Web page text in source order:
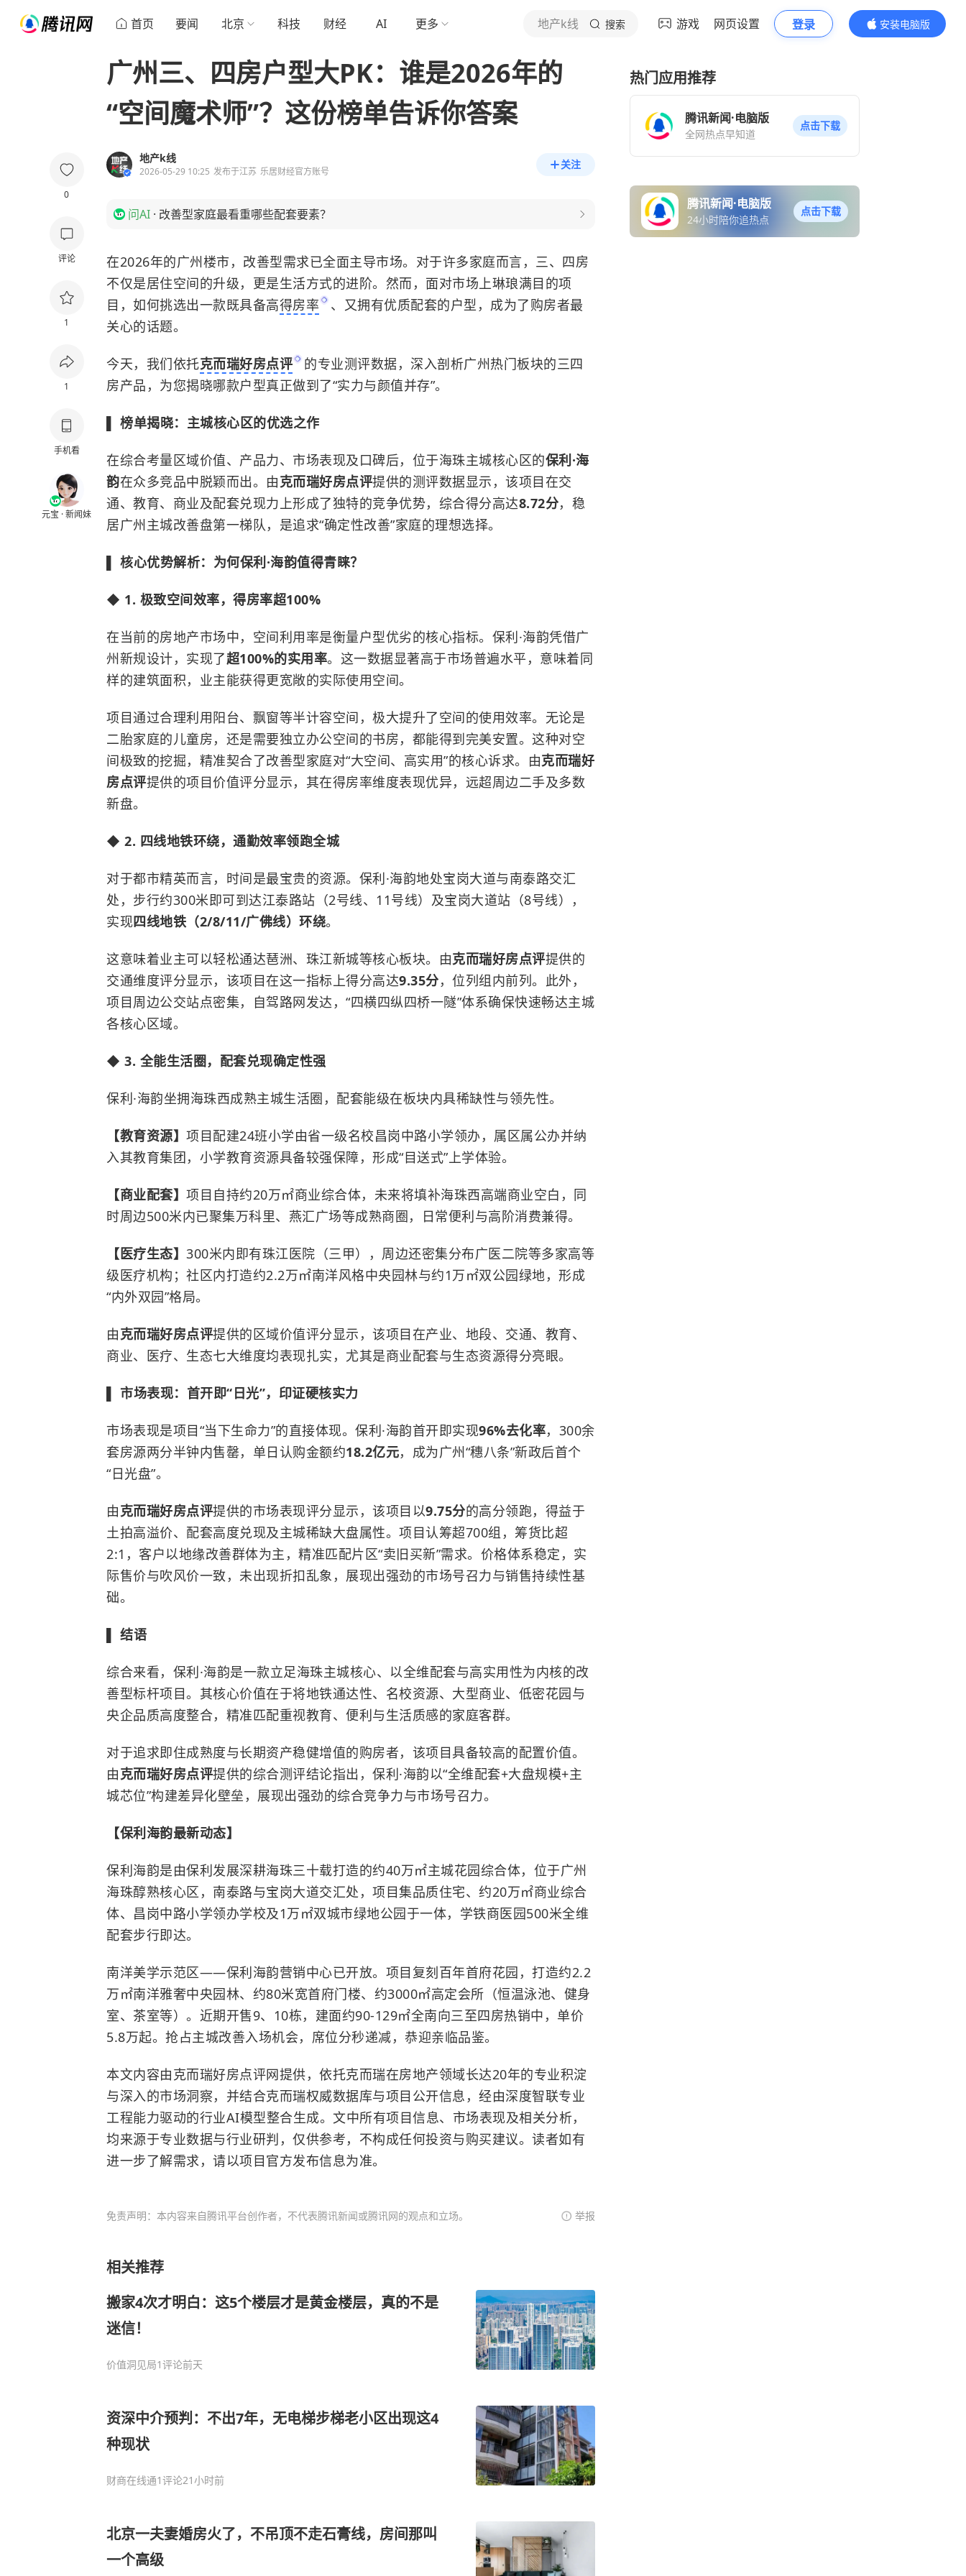
首页 要闻 北京 科技 财经 AI 更多 地产k线 搜索 游戏 网页设置 登录
安装电脑版
内容更精彩
0
评论
1
1
手机看
元宝 · 新闻妹
广州三、四房户型大PK：谁是2026年的
“空间魔术师”？这份榜单告诉你答案
地产k线
2026-05-29 10:25 发布于江苏 乐居财经官方账号
关注
问AI · 改善型家庭最看重哪些配套要素？
在2026年的广州楼市，改善型需求已全面主导市场。对于许多家庭而言，三、四房
不仅是居住空间的升级，更是生活方式的进阶。然而，面对市场上琳琅满目的项
目，如何挑选出一款既具备高得房率
、又拥有优质配套的户型，成为了购房者最
关心的话题。
今天，我们依托克而瑞好房点评
的专业测评数据，深入剖析广州热门板块的三四
房产品，为您揭晓哪款户型真正做到了“实力与颜值并存”。
▌ 榜单揭晓：主城核心区的优选之作
在综合考量区域价值、产品力、市场表现及口碑后，位于海珠主城核心区的保利·海
韵在众多竞品中脱颖而出。由克而瑞好房点评提供的测评数据显示，该项目在交
通、教育、商业及配套兑现力上形成了独特的竞争优势，综合得分高达8.72分，稳
居广州主城改善盘第一梯队，是追求“确定性改善”家庭的理想选择。
▌ 核心优势解析：为何保利·海韵值得青睐？
◆ 1. 极致空间效率，得房率超100%
在当前的房地产市场中，空间利用率是衡量户型优劣的核心指标。保利·海韵凭借广
州新规设计，实现了超100%的实用率。这一数据显著高于市场普遍水平，意味着同
样的建筑面积，业主能获得更宽敞的实际使用空间。
项目通过合理利用阳台、飘窗等半计容空间，极大提升了空间的使用效率。无论是
二胎家庭的儿童房，还是需要独立办公空间的书房，都能得到完美安置。这种对空
间极致的挖掘，精准契合了改善型家庭对“大空间、高实用”的核心诉求。由克而瑞好
房点评提供的项目价值评分显示，其在得房率维度表现优异，远超周边二手及多数
新盘。
◆ 2. 四线地铁环绕，通勤效率领跑全城
对于都市精英而言，时间是最宝贵的资源。保利·海韵地处宝岗大道与南泰路交汇
处，步行约300米即可到达江泰路站（2号线、11号线）及宝岗大道站（8号线），
实现四线地铁（2/8/11/广佛线）环绕。
这意味着业主可以轻松通达琶洲、珠江新城等核心板块。由克而瑞好房点评提供的
交通维度评分显示，该项目在这一指标上得分高达9.35分，位列组内前列。此外，
项目周边公交站点密集，自驾路网发达，“四横四纵四桥一隧”体系确保快速畅达主城
各核心区域。
◆ 3. 全能生活圈，配套兑现确定性强
保利·海韵坐拥海珠西成熟主城生活圈，配套能级在板块内具稀缺性与领先性。
【教育资源】 项目配建24班小学由省一级名校昌岗中路小学领办，属区属公办并纳
入其教育集团，小学教育资源具备较强保障，形成“目送式”上学体验。
【商业配套】 项目自持约20万㎡商业综合体，未来将填补海珠西高端商业空白，同
时周边500米内已聚集万科里、燕汇广场等成熟商圈，日常便利与高阶消费兼得。
【医疗生态】 300米内即有珠江医院（三甲），周边还密集分布广医二院等多家高等
级医疗机构；社区内打造约2.2万㎡南洋风格中央园林与约1万㎡双公园绿地，形成
“内外双园”格局。
由克而瑞好房点评提供的区域价值评分显示，该项目在产业、地段、交通、教育、
商业、医疗、生态七大维度均表现扎实，尤其是商业配套与生态资源得分亮眼。
▌ 市场表现：首开即“日光”，印证硬核实力
市场表现是项目“当下生命力”的直接体现。保利·海韵首开即实现96%去化率，300余
套房源两分半钟内售罄，单日认购金额约18.2亿元，成为广州“穗八条”新政后首个
“日光盘”。
由克而瑞好房点评提供的市场表现评分显示，该项目以9.75分的高分领跑，得益于
土拍高溢价、配套高度兑现及主城稀缺大盘属性。项目认筹超700组，筹货比超
2:1，客户以地缘改善群体为主，精准匹配片区“卖旧买新”需求。价格体系稳定，实
际售价与吹风价一致，未出现折扣乱象，展现出强劲的市场号召力与销售持续性基
础。
▌ 结语
综合来看，保利·海韵是一款立足海珠主城核心、以全维配套与高实用性为内核的改
善型标杆项目。其核心价值在于将地铁通达性、名校资源、大型商业、低密花园与
央企品质高度整合，精准匹配重视教育、便利与生活质感的家庭客群。
对于追求即住成熟度与长期资产稳健增值的购房者，该项目具备较高的配置价值。
由克而瑞好房点评提供的综合测评结论指出，保利·海韵以“全维配套+大盘规模+主
城芯位”构建差异化壁垒，展现出强劲的综合竞争力与市场号召力。
【保利海韵最新动态】
保利海韵是由保利发展深耕海珠三十载打造的约40万㎡主城花园综合体，位于广州
海珠醇熟核心区，南泰路与宝岗大道交汇处，项目集品质住宅、约20万㎡商业综合
体、昌岗中路小学领办学校及1万㎡双城市绿地公园于一体，学铁商医园500米全维
配套步行即达。
南洋美学示范区——保利海韵营销中心已开放。项目复刻百年首府花园，打造约2.2
万㎡南洋雅奢中央园林、约80米宽首府门楼、约3000㎡高定会所（恒温泳池、健身
室、茶室等）。近期开售9、10栋，建面约90-129㎡全南向三至四房热销中，单价
5.8万起。抢占主城改善入场机会，席位分秒递减，恭迎亲临品鉴。
本文内容由克而瑞好房点评网提供，依托克而瑞在房地产领域长达20年的专业积淀
与深入的市场洞察，并结合克而瑞权威数据库与项目公开信息，经由深度智联专业
工程能力驱动的行业AI模型整合生成。文中所有项目信息、市场表现及相关分析，
均来源于专业数据与行业研判，仅供参考，不构成任何投资与购买建议。读者如有
进一步了解需求，请以项目官方发布信息为准。
免责声明：本内容来自腾讯平台创作者，不代表腾讯新闻或腾讯网的观点和立场。 举报
相关推荐
搬家4次才明白：这5个楼层才是黄金楼层，真的不是
迷信！
价值洞见局1评论前天
资深中介预判：不出7年，无电梯步梯老小区出现这4
种现状
财商在线通1评论21小时前
北京一夫妻婚房火了，不吊顶不走石膏线，房间那叫
一个高级
热门应用推荐
腾讯新闻·电脑版
全网热点早知道
点击下载
腾讯新闻·电脑版
24小时陪你追热点
点击下载